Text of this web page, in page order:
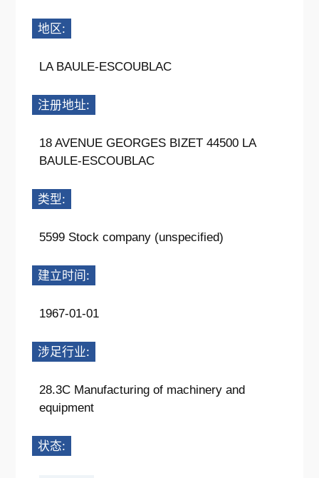
地区:
LA BAULE-ESCOUBLAC
注册地址:
18 AVENUE GEORGES BIZET 44500 LA
BAULE-ESCOUBLAC
类型:
5599 Stock company (unspecified)
建立时间:
1967-01-01
涉足行业:
28.3C Manufacturing of machinery and
equipment
状态: